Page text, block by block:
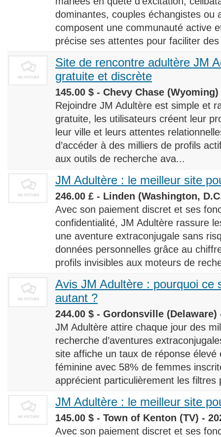
dominantes, couples échangistes ou
composent une communauté active
précise ses attentes pour faciliter
Site de rencontre adultère JM
gratuite et discrète
145.00 $ - Chevy Chase (Wyoming)
Rejoindre JM Adultère est simple et
gratuite, les utilisateurs créent leur
leur ville et leurs attentes
d’accéder à des milliers de profils
aux outils de recherche ava...
JM Adultère : le meilleur site
246.00 £ - Linden (Washington,
Avec son paiement discret et ses
confidentialité, JM Adultère rassure
une aventure extraconjugale sans
données personnelles grâce au
profils invisibles aux moteurs de
Avis JM Adultère : pourquoi ce
autant ?
244.00 $ - Gordonsville (Delaware)
JM Adultère attire chaque jour des
recherche d’aventures
site affiche un taux de réponse
féminine avec 58% de femmes
apprécient particulièrement les filtres
JM Adultère : le meilleur site
145.00 $ - Town of Kenton (TV) -
Avec son paiement discret et ses